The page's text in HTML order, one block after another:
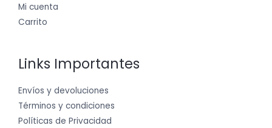
Mi cuenta
Carrito
Links Importantes
Envíos y devoluciones
Términos y condiciones
Políticas de Privacidad